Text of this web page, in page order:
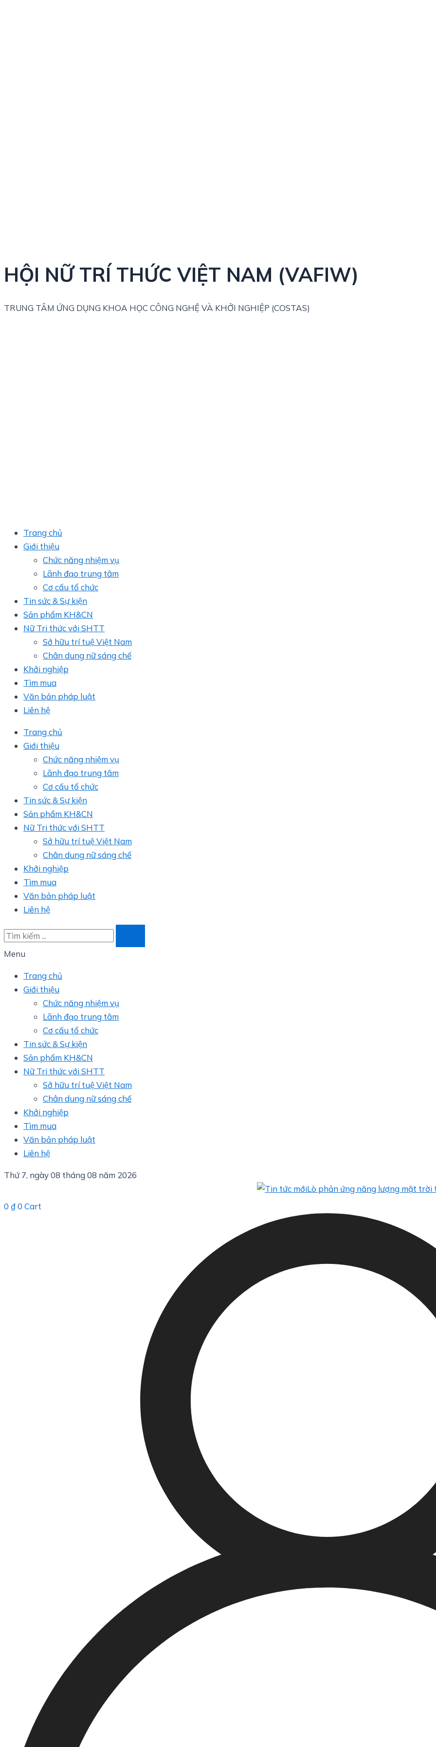
HỘI NỮ TRÍ THỨC VIỆT NAM (VAFIW)
TRUNG TÂM ỨNG DỤNG KHOA HỌC CÔNG NGHỆ VÀ KHỞI NGHIỆP (COSTAS)
Trang chủ
Giới thiệu
Chức năng nhiệm vụ
Lãnh đạo trung tâm
Cơ cấu tổ chức
Tin sức & Sự kiện
Sản phẩm KH&CN
Nữ Tri thức với SHTT
Sở hữu trí tuệ Việt Nam
Chân dung nữ sáng chế
Khởi nghiệp
Tìm mua
Văn bản pháp luật
Liên hệ
Trang chủ
Giới thiệu
Chức năng nhiệm vụ
Lãnh đạo trung tâm
Cơ cấu tổ chức
Tin sức & Sự kiện
Sản phẩm KH&CN
Nữ Tri thức với SHTT
Sở hữu trí tuệ Việt Nam
Chân dung nữ sáng chế
Khởi nghiệp
Tìm mua
Văn bản pháp luật
Liên hệ
Menu
Trang chủ
Giới thiệu
Chức năng nhiệm vụ
Lãnh đạo trung tâm
Cơ cấu tổ chức
Tin sức & Sự kiện
Sản phẩm KH&CN
Nữ Tri thức với SHTT
Sở hữu trí tuệ Việt Nam
Chân dung nữ sáng chế
Khởi nghiệp
Tìm mua
Văn bản pháp luật
Liên hệ
Thứ 7, ngày 08 tháng 08 năm 2026
Lò phản ứng năng lượng mặt trời tích
0 ₫0 Cart